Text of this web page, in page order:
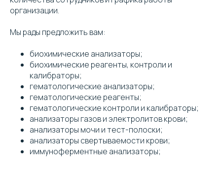
организации.
Мы рады предложить вам:
биохимические анализаторы;
биохимические реагенты, контроли и
калибраторы;
гематологические анализаторы;
гематологические реагенты;
гематологические контроли и калибраторы;
анализаторы газов и электролитов крови;
анализаторы мочи и тест-полоски;
анализаторы свертываемости крови;
иммуноферментные анализаторы;